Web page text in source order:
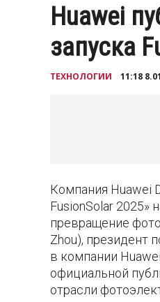
Huawei
запуска
ТЕХНОЛОГИИ 11:18
Компания Huawei
FusionSolar 2025»
превращение
Zhou), президент
в компании
официальной
отрасли